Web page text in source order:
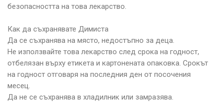
безопасността на това лекарство.
Как да съхранявате Димиста
Да се съхранява на място, недостъпно за деца.
Не използвайте това лекарство след срока на годност,
отбелязан върху етикета и картонената опаковка. Срокът
на годност отговаря на последния ден от посочения
месец.
Да не се съхранява в хладилник или замразява.